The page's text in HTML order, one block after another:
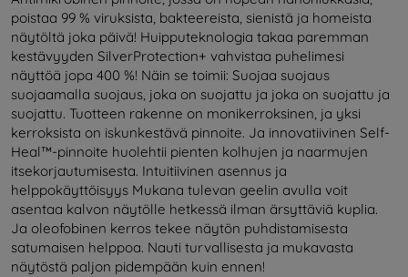
poistaa 99 % viruksista, bakteereista, sienistä ja homeista
näytöltä joka päivä! Huipputeknologia takaa paremman
kestävyyden SilverProtection+ vahvistaa puhelimesi
näyttöä jopa 400 %! Näin se toimii: Suojaa suojaus
suojaamalla suojaus, joka on suojattu ja joka on suojattu ja
suojattu. Tuotteen rakenne on monikerroksinen, ja yksi
kerroksista on iskunkestävä pinnoite. Ja innovatiivinen Self-
Heal™-pinnoite huolehtii pienten kolhujen ja naarmujen
itsekorjautumisesta. Intuitiivinen asennus ja
helppokäyttöisyys Mukana tulevan geelin avulla voit
asentaa kalvon näytölle hetkessä ilman ärsyttäviä kuplia.
Ja oleofobinen kerros tekee näytön puhdistamisesta
satumaisen helppoa. Nauti turvallisesta ja mukavasta
näytöstä paljon pidempään kuin ennen!